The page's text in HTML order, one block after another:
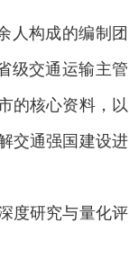
人构成的编制团
级交通运输主管
的核心资料，以
交通强国建设进
度研究与量化评